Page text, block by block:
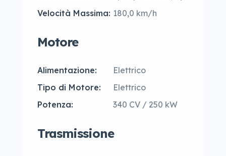
Velocità Massima: 180,0 km/h
Motore
Alimentazione:
Elettrico
Tipo di Motore:
Elettrico
Potenza:
340 CV / 250 kW
Trasmissione